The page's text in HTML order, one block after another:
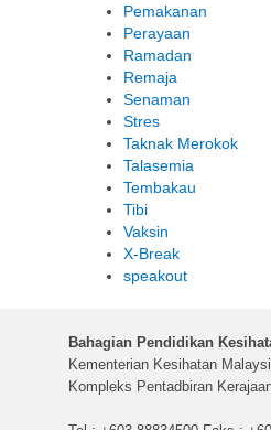
Pemakanan
Perayaan
Ramadan
Remaja
Senaman
Stres
Taknak Merokok
Talasemia
Tembakau
Tibi
Vaksin
X-Break
speakout
Bahagian Pendidikan
Kementerian Kesihatan
Kompleks Pentadbiran